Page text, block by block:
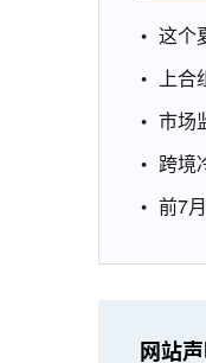
这个
上合
市场
跨境
前7
网站声